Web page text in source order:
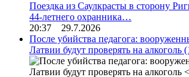
Поездка из Саулкрасты в сторону
44-летнего охранника…
20:37 29.7.2026
После убийства педагога:
Латвии будут проверять на алкоголь